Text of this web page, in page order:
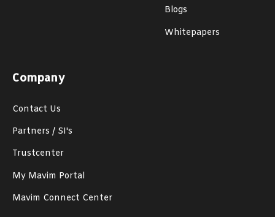
Blogs
Whitepapers
Company
Contact Us
Partners / SI's
Trustcenter
My Mavim Portal
Mavim Connect Center